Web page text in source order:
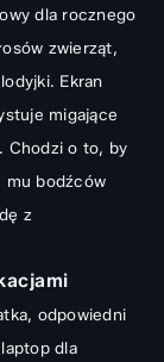
dla rocznego
zwierząt,
Ekran
migające
Chodzi o to, by
mu bodźców
z
odpowiedni
dla